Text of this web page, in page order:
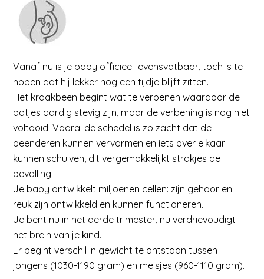
Vanaf nu is je baby officieel levensvatbaar, toch is te
hopen dat hij lekker nog een tijdje blijft zitten.
Het kraakbeen begint wat te verbenen waardoor de
botjes aardig stevig zijn, maar de verbening is nog niet
voltooid. Vooral de schedel is zo zacht dat de
beenderen kunnen vervormen en iets over elkaar
kunnen schuiven, dit vergemakkelijkt strakjes de
bevalling.
Je baby ontwikkelt miljoenen cellen: zijn gehoor en
reuk zijn ontwikkeld en kunnen functioneren.
Je bent nu in het derde trimester, nu verdrievoudigt
het brein van je kind.
Er begint verschil in gewicht te ontstaan tussen
jongens (1030-1190 gram) en meisjes (960-1110 gram).